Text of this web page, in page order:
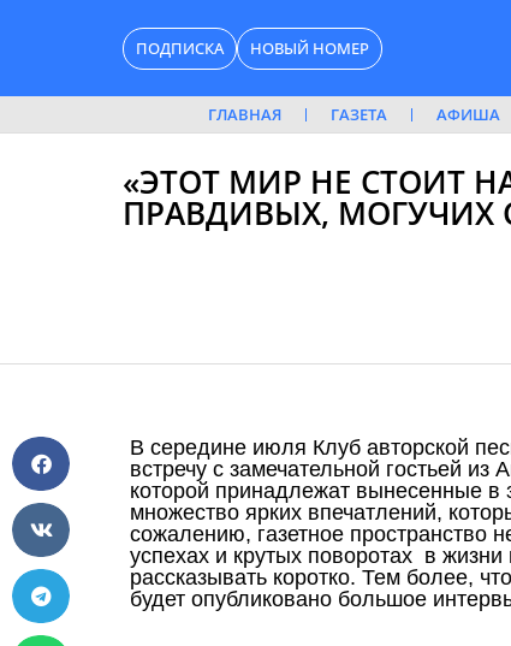
ПОДПИСКА НОВЫЙ НОМЕР
ГЛАВНАЯ ГАЗЕТА АФИША
«ЭТОТ МИР НЕ СТОИТ
ПРАВДИВЫХ, МОГУЧИХ
В середине июля Клуб авторской
встречу с замечательной гостьей
которой принадлежат вынесенные в
множество ярких впечатлений,
сожалению, газетное пространство
успехах и крутых поворотах в
рассказывать коротко. Тем более,
будет опубликовано большое